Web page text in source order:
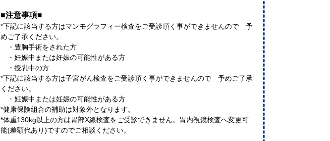
■注意事項■
*下記に該当する方はマンモグラフィー検査をご受診頂く事ができませんので 予
めご了承ください。
・豊胸手術をされた方
・妊娠中または妊娠の可能性がある方
・授乳中の方
*下記に該当する方は子宮がん検査をご受診頂く事ができませんので 予めご了承
ください。
・妊娠中または妊娠の可能性がある方
*健康保険組合の補助は対象外となります。
*体重130kg以上の方は胃部X線検査をご受診できません。胃内視鏡検査へ変更可
能(差額代あり)ですのでご相談ください。